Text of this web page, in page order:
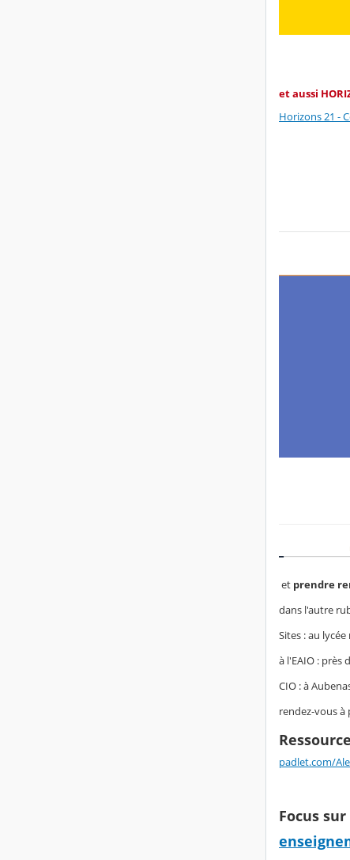
et aussi
Horizons 21 -
et prendre
dans l'autre
Sites : au
à l'EAIO : près
CIO : à
rendez-vous à
padlet.com/
Focus